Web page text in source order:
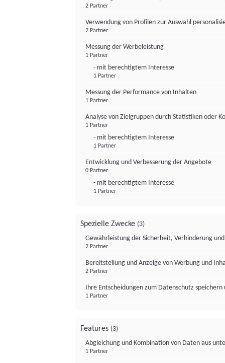
2 Partner
Verwendung von Profilen zur Auswahl
2 Partner
Messung der Werbeleistung
1 Partner
- mit berechtigtem Interesse
1 Partner
Messung der Performance von Inhalten
1 Partner
Analyse von Zielgruppen durch Statistiken oder
1 Partner
- mit berechtigtem Interesse
1 Partner
Entwicklung und Verbesserung der Angebote
0 Partner
- mit berechtigtem Interesse
1 Partner
Spezielle Zwecke (3)
Gewährleistung der Sicherheit, Verhinderung
2 Partner
Bereitstellung und Anzeige von Werbung und
2 Partner
Ihre Entscheidungen zum Datenschutz
1 Partner
Features (3)
Abgleichung und Kombination von Daten aus
1 Partner